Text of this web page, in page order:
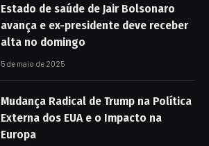
Estado de saúde de Jair Bolsonaro
avança e ex-presidente deve receber
alta no domingo
5 de maio de 2025
Mudança Radical de Trump na Política
Externa dos EUA e o Impacto na
Europa